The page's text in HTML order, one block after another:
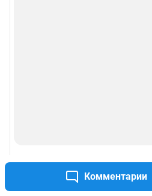
Комментарии